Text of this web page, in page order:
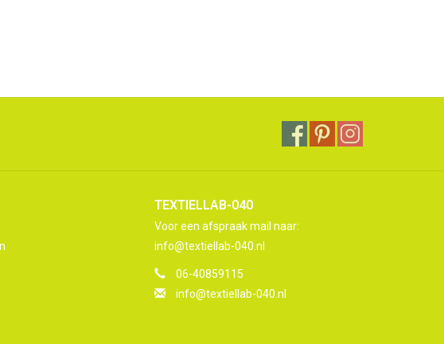
TEXTIELLAB-040
Voor een afspraak mail naar:
info@textiellab-040.nl
06-40859115
info@textiellab-040.nl